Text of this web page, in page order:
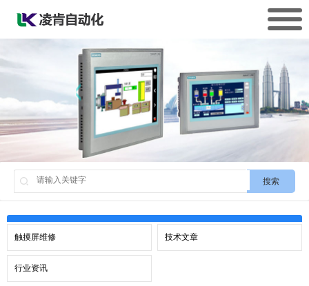
搜索
触摸屏维修 技术文章
行业资讯